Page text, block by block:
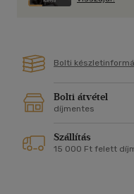
ötödik regénye, a
Bolti
Bolti átvétel
díjmentes
Szállítás
15 000 Ft felett